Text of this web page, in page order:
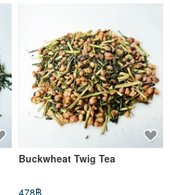
Buckwheat Twig Tea
478฿